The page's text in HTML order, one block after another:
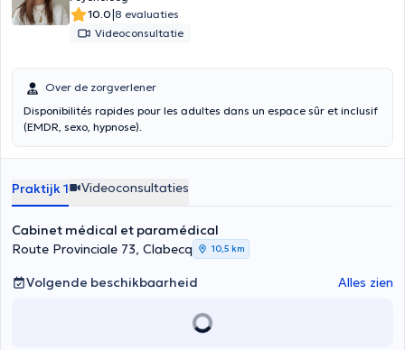
10.0|8 evaluaties
Videoconsultatie
Over de zorgverlener
Disponibilités rapides pour les adultes dans un espace sûr et inclusif
(EMDR, sexo, hypnose).
Praktijk 1 Videoconsultaties
Cabinet médical et paramédical
Route Provinciale 73, Clabecq
10,5 km
Volgende beschikbaarheid Alles zien